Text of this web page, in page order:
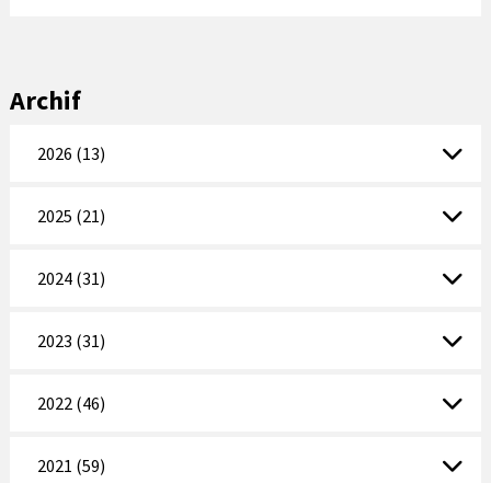
Archif
2026 (13)
2025 (21)
2024 (31)
2023 (31)
2022 (46)
2021 (59)